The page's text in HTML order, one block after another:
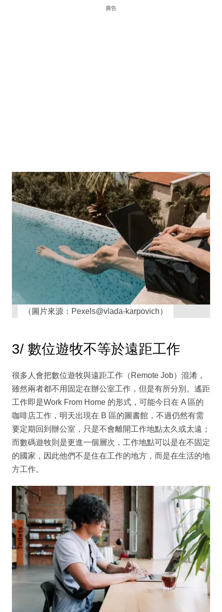
廣告
（圖片來源：Pexels@vlada-karpovich）
3/ 數位遊牧不等於遠距工作
很多人會把數位遊牧與遠距工作（Remote Job）混淆，
雖然兩者都不用固定在辦公室工作，但是有所分別。遙距
工作即是Work From Home 的形式，可能今日在 A 區的
咖啡店工作，明天出現在 B 區的圖書館，不過仍然有需
要定期回到辦公室，只是不會離開工作地點太久或太遠；
而數碼遊牧則是更進一個層次，工作地點可以是在不固定
的國家，因此他們不是住在工作的地方，而是在生活的地
方工作。